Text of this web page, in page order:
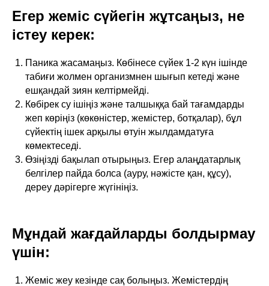
Егер жеміс сүйегін жұтсаңыз, не
істеу керек:
Паника жасамаңыз. Көбінесе сүйек 1-2 күн ішінде
табиғи жолмен организмнен шығып кетеді және
ешқандай зиян келтірмейді.
Көбірек су ішіңіз және талшыққа бай тағамдарды
жеп көріңіз (көкөністер, жемістер, ботқалар), бұл
сүйектің ішек арқылы өтуін жылдамдатуға
көмектеседі.
Өзіңізді бақылап отырыңыз. Егер алаңдатарлық
белгілер пайда болса (ауру, нәжісте қан, құсу),
дереу дәрігерге жүгініңіз.
Мұндай жағдайларды болдырмау
үшін:
Жеміс жеу кезінде сақ болыңыз. Жемістердің